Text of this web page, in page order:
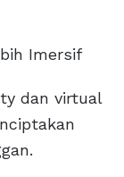
Imersif
dan virtual